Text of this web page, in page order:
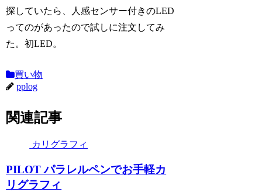
探していたら、人感センサー付きのLED
ってのがあったので試しに注文してみ
た。初LED。
買い物
pplog
関連記事
カリグラフィ
PILOT パラレルペンでお手軽カ
リグラフィ